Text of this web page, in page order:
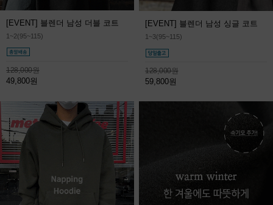
[EVENT] 블렌더 남성 더블 코트
1~2(95~115)
128,000원
49,800원
[EVENT] 블렌더 남성 싱글 코트
1~3(95~115)
128,000원
59,800원